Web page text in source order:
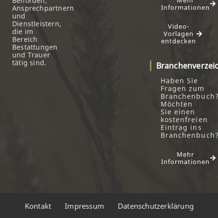
Ansprechpartnern
und
Dienstleistern,
die im
Bereich
Bestattungen
und Trauer
tätig sind.
Informationen
Video-
Vorlagen
entdecken
Haben Sie
Fragen zum
Möchten
Sie einen
kostenfreien
Eintrag ins
Mehr
Informationen
Kontakt Impressum Datenschutzerklärung